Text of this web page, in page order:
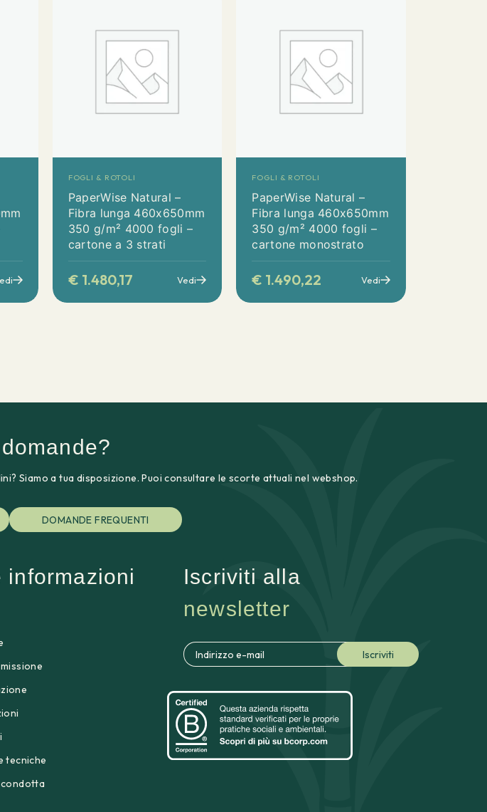
FOGLI & ROTOLI
PaperWise Natural –
Fibra lunga 460x650mm
350 g/m² 4000 fogli –
cartone a 3 strati
€ 1.480,17 Vedi
FOGLI & ROTOLI
PaperWise Natural –
Fibra lunga 460x650mm
350 g/m² 4000 fogli –
cartone monostrato
€ 1.490,22 Vedi
Siamo a tua disposizione. Puoi consultare le scorte attuali nel webshop.
DOMANDE FREQUENTI
informazioni
tecniche
Iscriviti alla
newsletter